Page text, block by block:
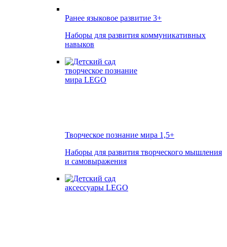
Ранее языковое развитие 3+
Наборы для развития коммуникативных
навыков
Творческое познание мира 1,5+
Наборы для развития творческого мышления
и самовыражения